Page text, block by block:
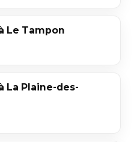
Le Tampon
La Plaine-des-